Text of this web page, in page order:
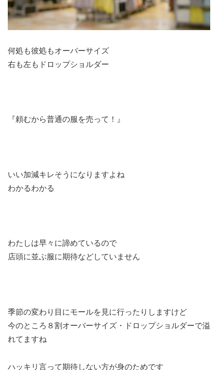
何処も彼処もオーバーサイズ
右も左もドロップショルダー
『頼むから普通の服を売って！』
いい加減キレそうになりますよね
わかるわかる
わたしは早々に諦めているので
店頭に並ぶ服に期待などしていません
季節の変わり目にモールを見に行ったりしますけど
今のところ８割オーバーサイズ・ドロップショルダーで溢
れてますね
ハッキリ言って期待しない方が身のためです